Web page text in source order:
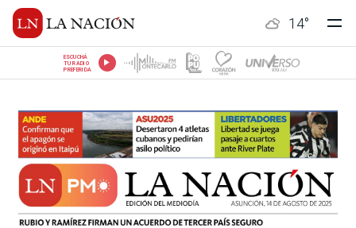
14°
ESCUCHÁ
TU RADIO
PREFERIDA